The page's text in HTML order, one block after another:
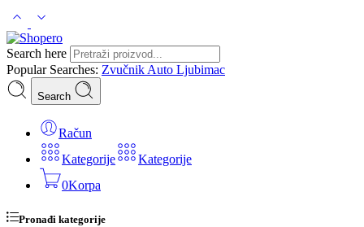
Search here
Popular Searches: Zvučnik Auto Ljubimac
Search
Račun
Kategorije
Kategorije
0Korpa
Pronađi kategorije